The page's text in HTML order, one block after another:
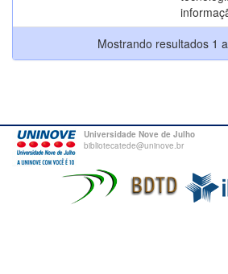
Mostrando resultados 1
Universidade Nove de Julho
bibliotecatede@uninove.br